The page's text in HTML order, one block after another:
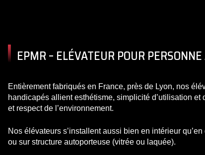
EPMR – ELÉVATEUR POUR
Entièrement fabriqués en France, près de Lyon, nos
handicapés allient esthétisme, simplicité d’utilisation
et respect de l’environnement.
Nos élévateurs s’installent aussi bien en intérieur
ou sur structure autoporteuse (vitrée ou laquée).